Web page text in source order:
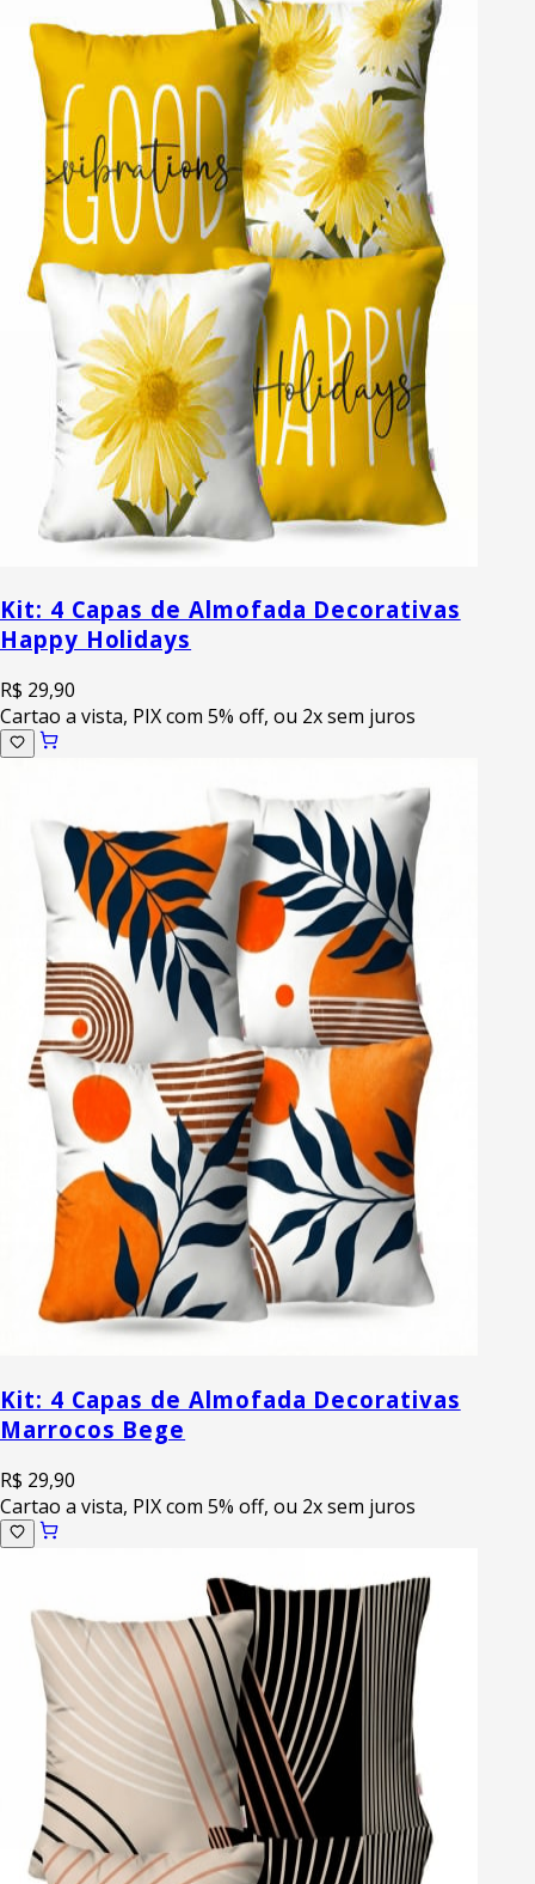
Kit: 4 Capas de Almofada Decorativas
Happy Holidays
R$ 29,90
Cartao a vista, PIX com 5% off, ou 2x sem juros
Kit: 4 Capas de Almofada Decorativas
Marrocos Bege
R$ 29,90
Cartao a vista, PIX com 5% off, ou 2x sem juros